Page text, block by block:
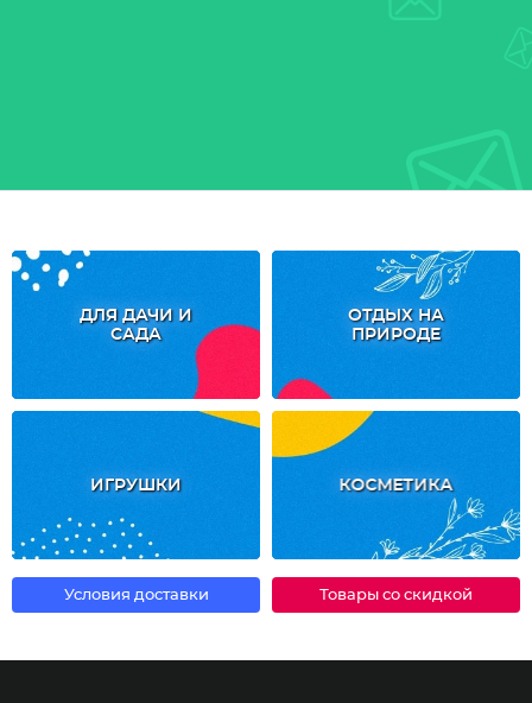
ДЛЯ ДАЧИ И
САДА
ОТДЫХ НА
ПРИРОДЕ
ИГРУШКИ КОСМЕТИКА
Условия доставки Товары со скидкой